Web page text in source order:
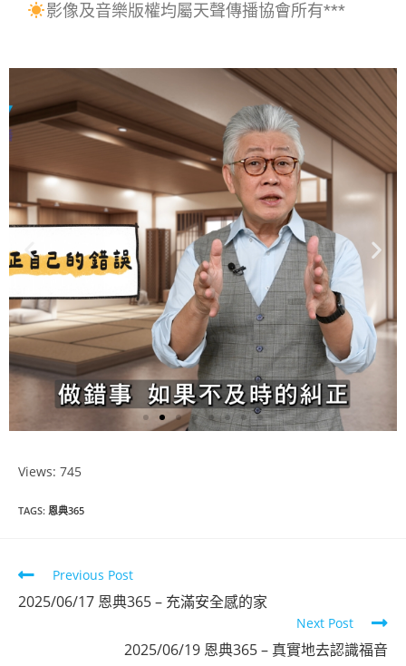
影像及音樂版權均屬天聲傳播協會所有***
Views: 745
TAGS: 恩典365
Previous Post
2025/06/17 恩典365 – 充滿安全感的家
Next Post
2025/06/19 恩典365 – 真實地去認識福音